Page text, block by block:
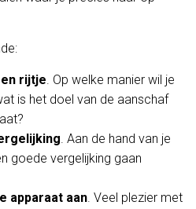
rijtje. Op welke manier wil je
is het doel van de aanschaf
. Aan de hand van je
goede vergelijking gaan
apparaat aan. Veel plezier met